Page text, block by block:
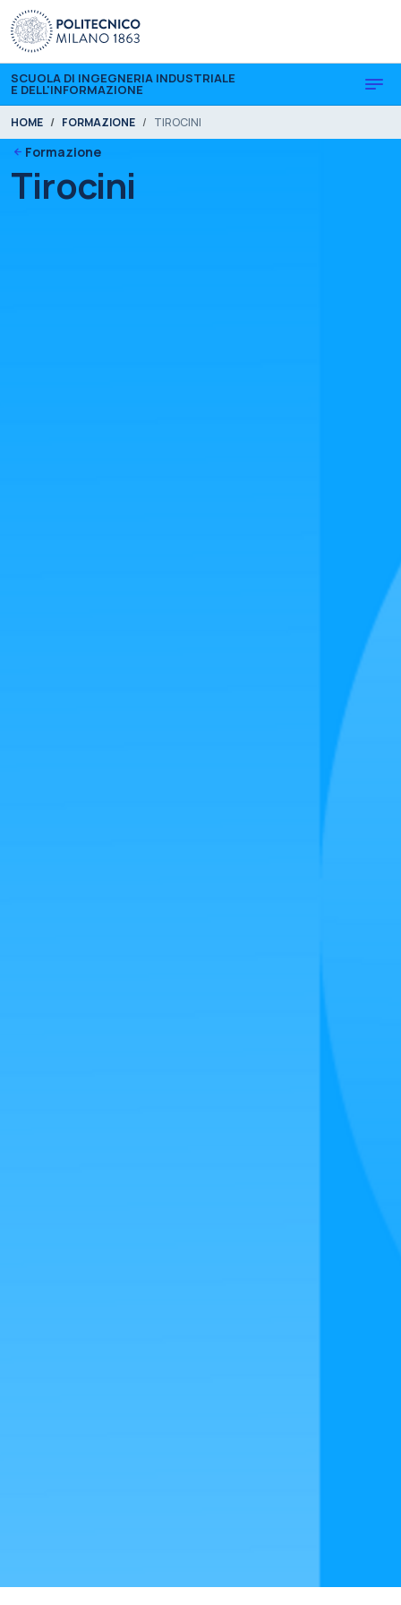
Skip to main content
Skip to page footer
SCUOLA DI INGEGNERIA INDUSTRIALE
E DELL'INFORMAZIONE
You are here:
HOME FORMAZIONE TIROCINI
Formazione
Tirocini